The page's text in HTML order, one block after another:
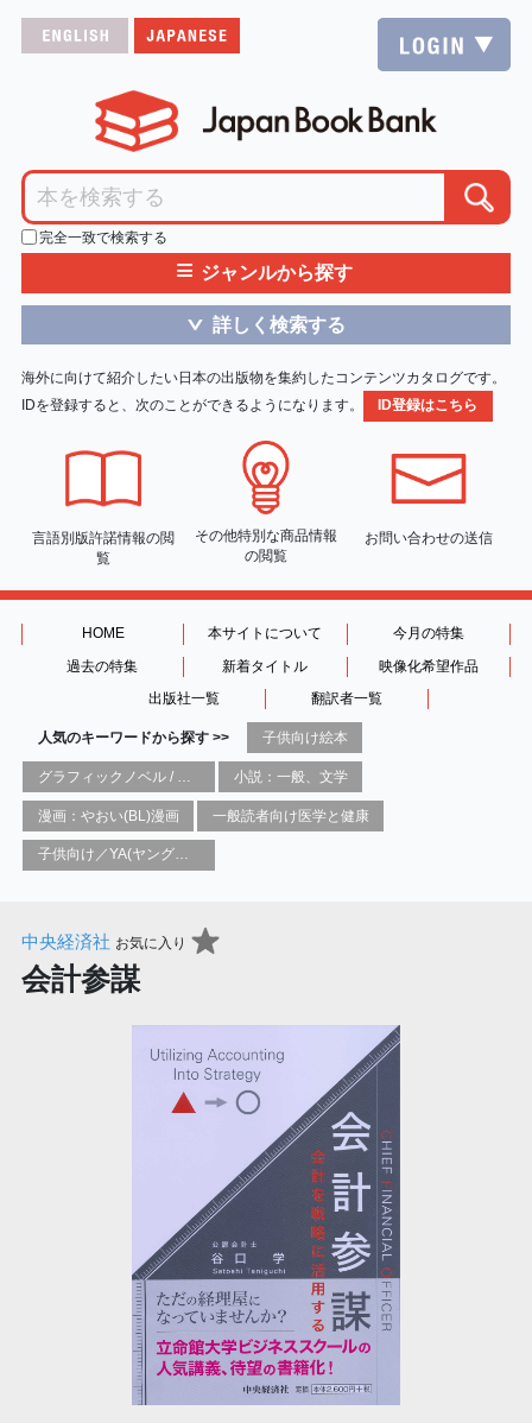
完全一致で検索する
≡ ジャンルから探す
＞ 詳しく検索する
海外に向けて紹介したい日本の出版物を集約したコンテンツカタログです。
IDを登録すると、次のことができるようになります。
ID登録はこちら
言語別版許諾情報の閲
覧
その他特別な商品情報
の閲覧
お問い合わせの送信
HOME 本サイトについて
今月の特集
過去の特集
新着タイトル
映像化希望作品
出版社一覧
翻訳者一覧
人気のキーワードから探す >> 子供向け絵本
小説：一般、文学
漫画：やおい(BL)漫画 一般読者向け医学と健康
子供向け／YA(ヤングアダルト)向け一般：芸術&芸術家
中央経済社 お気に入り
会計参謀